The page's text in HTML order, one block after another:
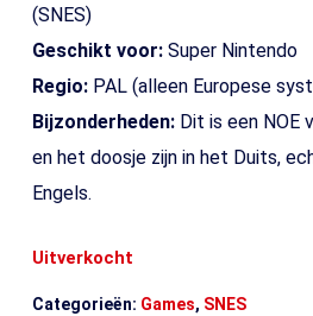
(SNES)
Geschikt voor:Super Nintendo
Regio:PAL (alleen Europese
Bijzonderheden:Dit is een NOE
en het doosje zijn in het Duits,
Engels.
Uitverkocht
Categorieën: Games, SNES